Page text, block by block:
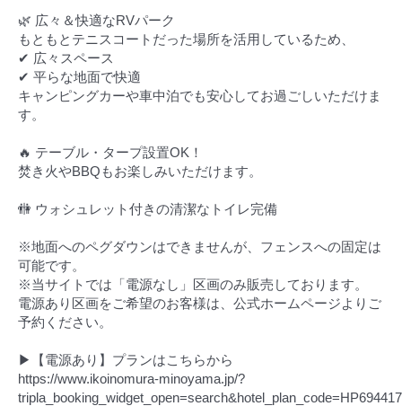
🌿 広々＆快適なRVパーク
もともとテニスコートだった場所を活用しているため、
✔ 広々スペース
✔ 平らな地面で快適
キャンピングカーや車中泊でも安心してお過ごしいただけま
す。
🔥 テーブル・タープ設置OK！
焚き火やBBQもお楽しみいただけます。
🚻 ウォシュレット付きの清潔なトイレ完備
※地面へのペグダウンはできませんが、フェンスへの固定は
可能です。
※当サイトでは「電源なし」区画のみ販売しております。
電源あり区画をご希望のお客様は、公式ホームページよりご
予約ください。
▶【電源あり】プランはこちらから
https://www.ikoinomura-minoyama.jp/?